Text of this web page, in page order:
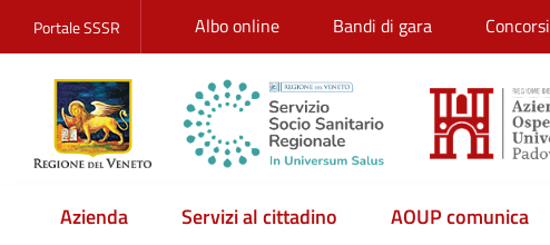
Portale SSSR Albo online Bandi di gara Concorsi
Azienda Servizi al cittadino AOUP comunica